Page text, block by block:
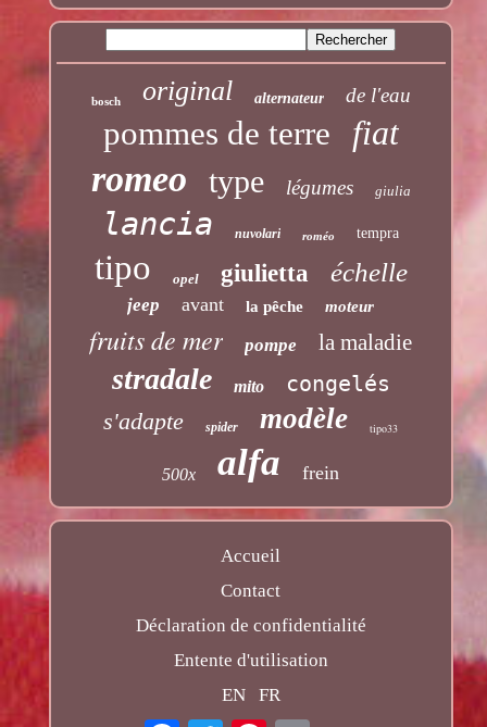
bosch original alternateur de l'eau
pommes de terre fiat
romeo type légumes giulia
lancia nuvolari roméo tempra
tipo opel giulietta échelle
jeep avant la pêche moteur
fruits de mer pompe la maladie
stradale mito congelés
s'adapte spider modèle tipo33
500x alfa frein
Accueil
Contact
Déclaration de confidentialité
Entente d'utilisation
EN
FR